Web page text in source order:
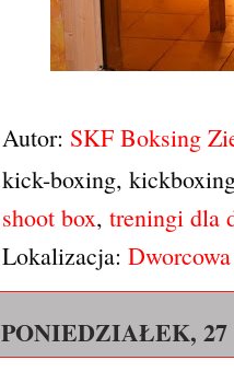
Autor: SKF Boksing
kick-boxing,
shoot box, treningi dla
Lokalizacja:
PONIEDZIAŁEK, 27